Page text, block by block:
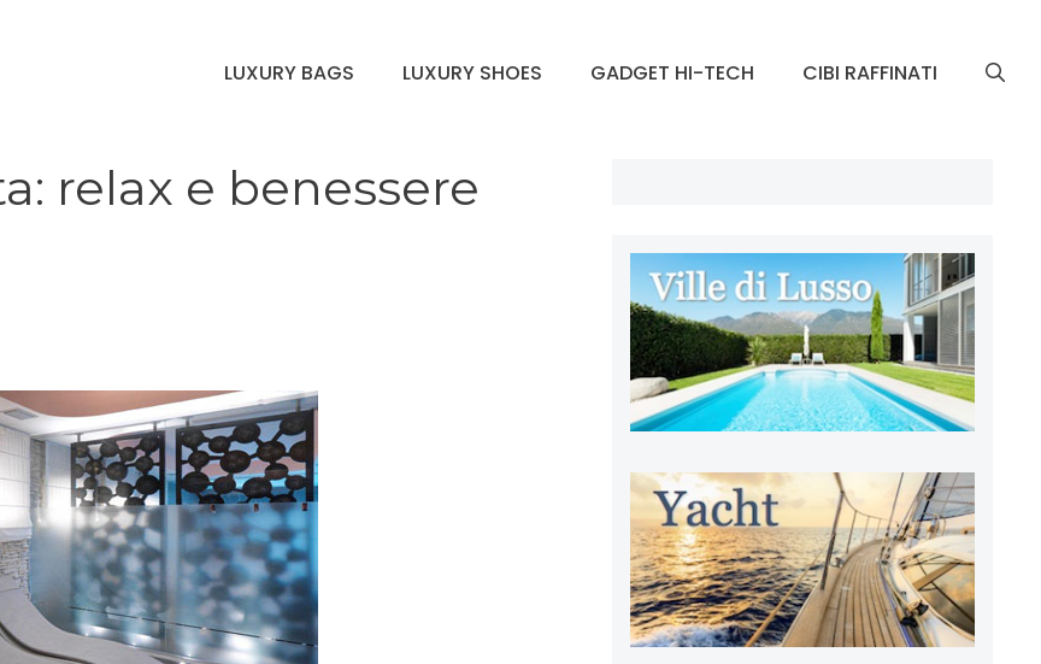
LUXURY BAGS LUXURY SHOES GADGET HI-TECH CIBI RAFFINATI
relax e benessere